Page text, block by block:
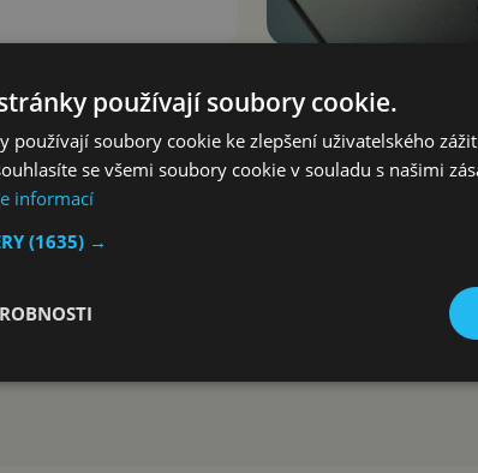
používají soubory cookie.
používají soubory cookie ke zlepšení uživatelského
se všemi soubory cookie v souladu s našimi
informací
(1635) →